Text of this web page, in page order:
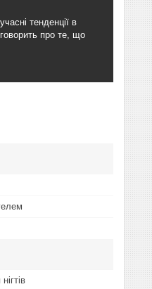
тенденції в
про те, що